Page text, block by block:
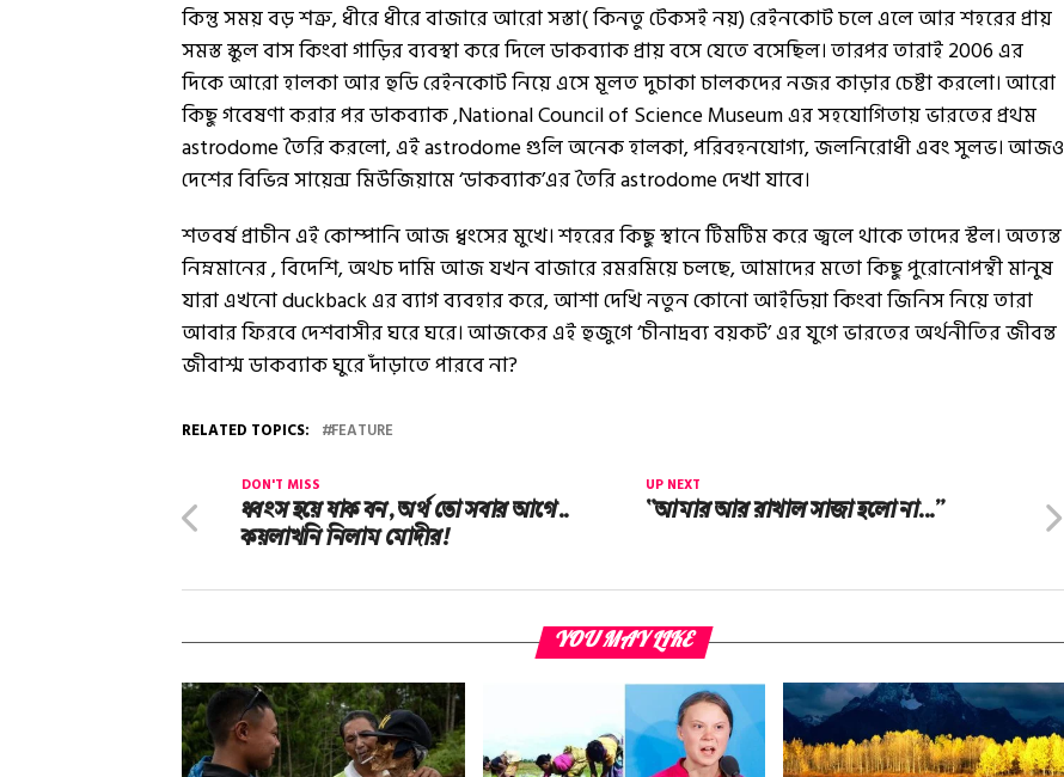
কিন্তু সময় বড় শত্রু, ধীরে ধীরে বাজারে আরো সস্তা( কিনতু টেকসই নয়) রেইনকোট চলে এলে আর শহরের প্রায়
সমস্ত স্কুল বাস কিংবা গাড়ির ব্যবস্থা করে দিলে ডাকব্যাক প্রায় বসে যেতে বসেছিল। তারপর তারাই 2006 এর
দিকে আরো হালকা আর হুডি রেইনকোট নিয়ে এসে মূলত দুচাকা চালকদের নজর কাড়ার চেষ্টা করলো। আরো
কিছু গবেষণা করার পর ডাকব্যাক ,National Council of Science Museum এর সহযোগিতায় ভারতের প্রথম
astrodome তৈরি করলো, এই astrodome গুলি অনেক হালকা, পরিবহনযোগ্য, জলনিরোধী এবং সুলভ। আজও
দেশের বিভিন্ন সায়েন্স মিউজিয়ামে ‘ডাকব্যাক’এর তৈরি astrodome দেখা যাবে।
শতবর্ষ প্রাচীন এই কোম্পানি আজ ধ্বংসের মুখে। শহরের কিছু স্থানে টিমটিম করে জ্বলে থাকে তাদের স্টল। অত্যন্ত
নিম্নমানের , বিদেশি, অথচ দামি আজ যখন বাজারে রমরমিয়ে চলছে, আমাদের মতো কিছু পুরোনোপন্থী মানুষ
যারা এখনো duckback এর ব্যাগ ব্যবহার করে, আশা দেখি নতুন কোনো আইডিয়া কিংবা জিনিস নিয়ে তারা
আবার ফিরবে দেশবাসীর ঘরে ঘরে। আজকের এই হুজুগে ‘চীনাদ্রব্য বয়কট’ এর যুগে ভারতের অর্থনীতির জীবন্ত
জীবাশ্ম ডাকব্যাক ঘুরে দাঁড়াতে পারবে না?
RELATED TOPICS: FEATURE
UP NEXT
“আমার আর রাখাল সাজা হলো না…”
DON'T MISS
ধ্বংস হয়ে যাক বন, অর্থ তো সবার আগে..
কয়লাখনি নিলাম মোদীর!
YOU MAY LIKE